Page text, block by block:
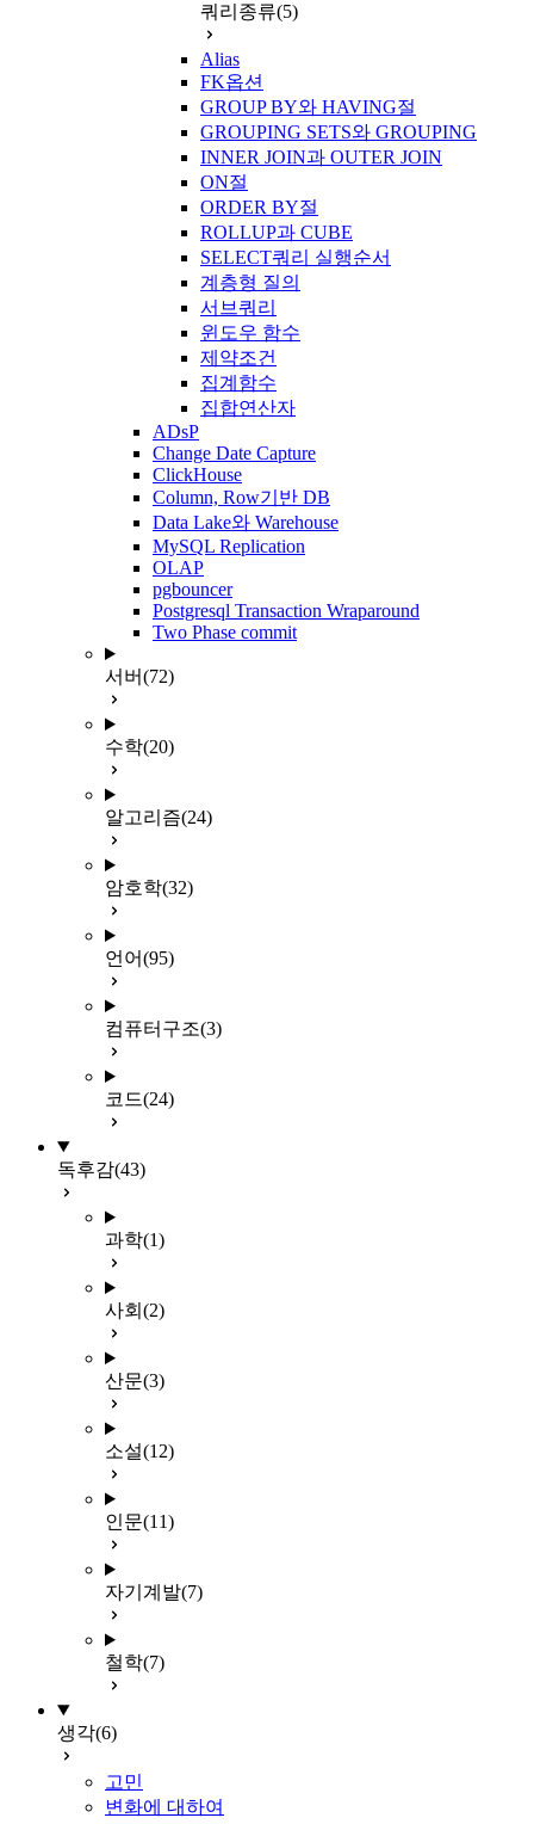
쿼리종류(5)
Alias
FK옵션
GROUP BY와 HAVING절
GROUPING SETS와 GROUPING
INNER JOIN과 OUTER JOIN
ON절
ORDER BY절
ROLLUP과 CUBE
SELECT쿼리 실행순서
계층형 질의
서브쿼리
윈도우 함수
제약조건
집계함수
집합연산자
ADsP
Change Date Capture
ClickHouse
Column, Row기반 DB
Data Lake와 Warehouse
MySQL Replication
OLAP
pgbouncer
Postgresql Transaction Wraparound
Two Phase commit
서버(72)
수학(20)
알고리즘(24)
암호학(32)
언어(95)
컴퓨터구조(3)
코드(24)
독후감(43)
과학(1)
사회 (2)
산문(3)
소설(12)
인문(11)
자기계발(7)
철학(7)
생각(6)
고민
변화에 대하여